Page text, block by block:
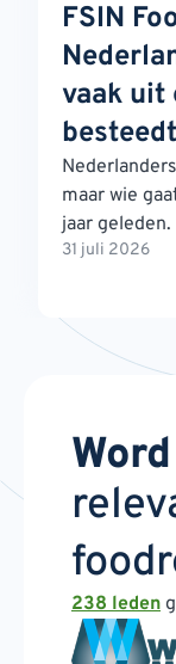
FSIN
vaak uit
maar wie
jaar
31 juli 2026
238 leden